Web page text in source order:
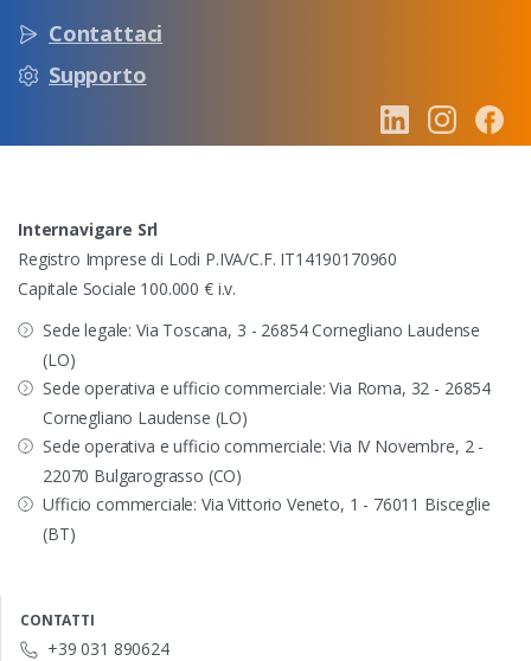
Contattaci
Supporto
Internavigare Srl
Registro Imprese di Lodi P.IVA/C.F. IT14190170960
Capitale Sociale 100.000 € i.v.
Sede legale: Via Toscana, 3 - 26854 Cornegliano Laudense
(LO)
Sede operativa e ufficio commerciale: Via Roma, 32 - 26854
Cornegliano Laudense (LO)
Sede operativa e ufficio commerciale: Via IV Novembre, 2 -
22070 Bulgarograsso (CO)
Ufficio commerciale: Via Vittorio Veneto, 1 - 76011 Bisceglie
(BT)
CONTATTI
+39 031 890624